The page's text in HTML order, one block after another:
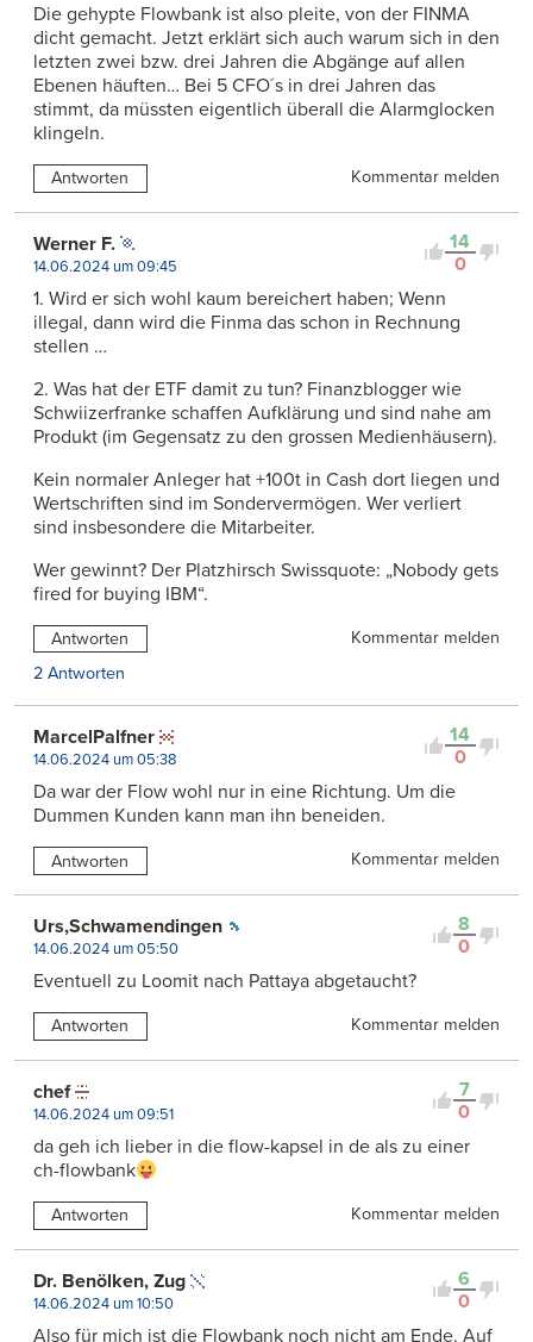
Die gehypte Flowbank ist also pleite, von der FINMA
dicht gemacht. Jetzt erklärt sich auch warum sich in den
letzten zwei bzw. drei Jahren die Abgänge auf allen
Ebenen häuften… Bei 5 CFO´s in drei Jahren das
stimmt, da müssten eigentlich überall die Alarmglocken
klingeln.
Antworten Kommentar melden
14
0
Werner F.
14.06.2024 um 09:45
1. Wird er sich wohl kaum bereichert haben; Wenn
illegal, dann wird die Finma das schon in Rechnung
stellen …
2. Was hat der ETF damit zu tun? Finanzblogger wie
Schwiizerfranke schaffen Aufklärung und sind nahe am
Produkt (im Gegensatz zu den grossen Medienhäusern).
Kein normaler Anleger hat +100t in Cash dort liegen und
Wertschriften sind im Sondervermögen. Wer verliert
sind insbesondere die Mitarbeiter.
Wer gewinnt? Der Platzhirsch Swissquote: „Nobody gets
fired for buying IBM“.
Antworten
Kommentar melden
2 Antworten
14
0
MarcelPalfner
14.06.2024 um 05:38
Da war der Flow wohl nur in eine Richtung. Um die
Dummen Kunden kann man ihn beneiden.
Antworten Kommentar melden
8
0
Urs,Schwamendingen
14.06.2024 um 05:50
Eventuell zu Loomit nach Pattaya abgetaucht?
Antworten Kommentar melden
7
0
chef
14.06.2024 um 09:51
da geh ich lieber in die flow-kapsel in de als zu einer
ch-flowbank
Antworten Kommentar melden
6
0
Dr. Benölken, Zug
14.06.2024 um 10:50
Also für mich ist die Flowbank noch nicht am Ende. Auf